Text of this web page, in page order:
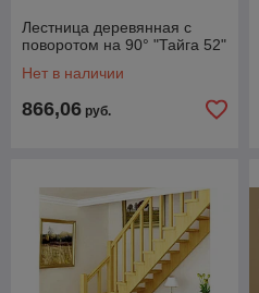
Лестница деревянная с
поворотом на 90° "Тайга 52"
Нет в наличии
866,06 руб.